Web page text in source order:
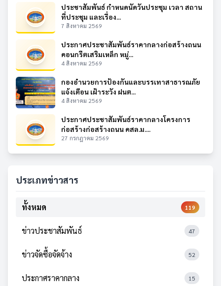
ประชาสัมพันธ์ กำหนดนัดวันประชุม เวลา สถาน
ที่ประชุม และเรื่อง...
7 สิงหาคม 2569
ประกาศประชาสัมพันธ์ราคากลางก่อสร้างถนน
คอนกรีตเสริมเหล็ก หมู่...
4 สิงหาคม 2569
กองอำนวยการป้องกันและบรรเทาสาธารณภัย
แจ้งเตือน เฝ้าระวัง ฝนต...
4 สิงหาคม 2569
ประกาศประชาสัมพันธ์ราคากลางโครงการ
ก่อสร้างก่อสร้างถนน คสล.ม....
27 กรกฎาคม 2569
ประเภทข่าวสาร
ทั้งหมด 119
ข่าวประชาสัมพันธ์ 47
ข่าวจัดซื้อจัดจ้าง 52
ประกาศราคากลาง 15